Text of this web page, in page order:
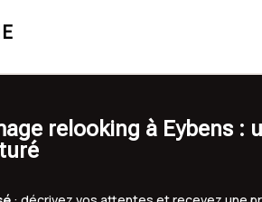
relooking à Eybens :